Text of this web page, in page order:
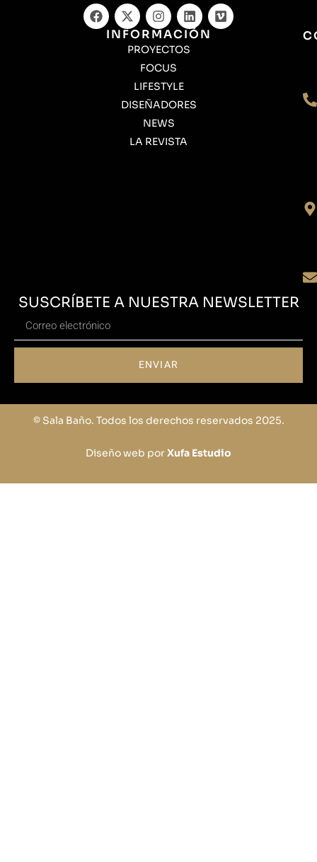
INFORMACIÓN
PROYECTOS
FOCUS
LIFESTYLE
DISEÑADORES
NEWS
LA REVISTA
SUSCRÍBETE A NUESTRA NEWSLETTER
ENVIAR
© Sala Baño. Todos los derechos reservados 2025.
Diseño web porXufa Estudio